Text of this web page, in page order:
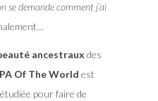
se demande comment j’ai
ancestraux des
Of The World est
pour faire de